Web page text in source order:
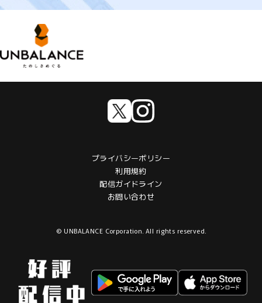
ップバトルでパワーアップした力を発揮してくれます！
サポートしてくれる相棒でもあり共に強くなる相棒でも
あるシルと囲碁ライフを楽しんでください！新機能の準
備もしておりますので、今後更に良いアプリにする為に
も皆様からのご意見ご感想を「#囲碁シル」でポストし
プライバシーポリシー
利用規約
配信ガイドライン
お問い合わせ
© UNBALANCE Corporation. All rights reserved.